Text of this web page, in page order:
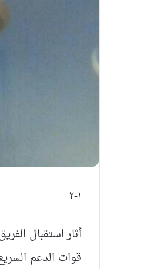
١-٢
أثار استقبال
قوات الدعم